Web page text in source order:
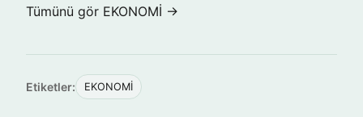
Tümünü gör EKONOMİ →
Etiketler: EKONOMİ